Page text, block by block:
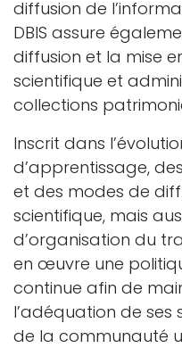
diffusion de
DBIS assure
diffusion et la mise
scientifique et
collections
Inscrit dans
d’apprentissage,
et des modes de
scientifique, mais
d’organisation du
en œuvre une
continue afin de
l’adéquation de ses
de la communauté